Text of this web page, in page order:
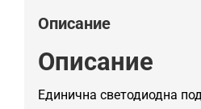
Описание
Описание
Единична светодиодна